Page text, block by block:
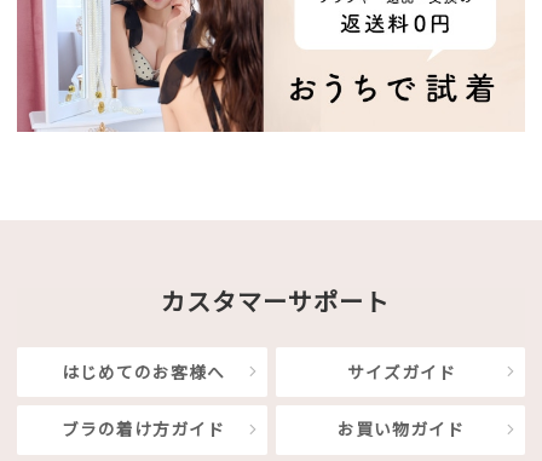
カスタマーサポート
はじめてのお客様へ サイズガイド
ブラの着け方ガイド お買い物ガイド